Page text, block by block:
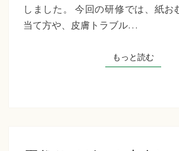
た
な
しました。 今回の研修では、紙お
当て方や、皮膚トラブル…
もっと読むもっと